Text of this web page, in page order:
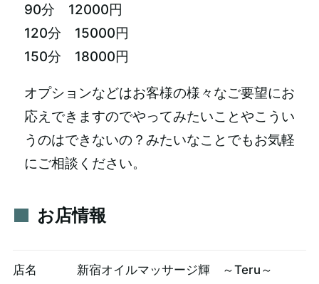
90分 12000円
120分 15000円
150分 18000円
オプションなどはお客様の様々なご要望にお
応えできますのでやってみたいことやこうい
うのはできないの？みたいなことでもお気軽
にご相談ください。
お店情報
店名 新宿オイルマッサージ輝 ～Teru～